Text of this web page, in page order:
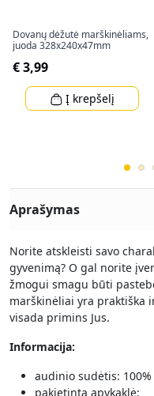
Dovanų dėžutė marškinėliams,
juoda 328x240x47mm
€ 3,99
Į krepšelį
Aprašymas
Norite atskleisti savo
gyvenimą? O gal norite
žmogui smagu būti
marškinėliai yra praktiška
visada primins Jus.
Informacija:
audinio sudėtis:
pakietinta apykaklė;